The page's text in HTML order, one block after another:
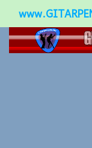
Népszerű-